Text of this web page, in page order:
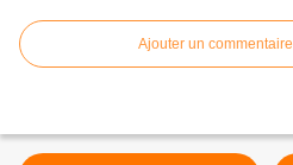
Ajouter un commentaire